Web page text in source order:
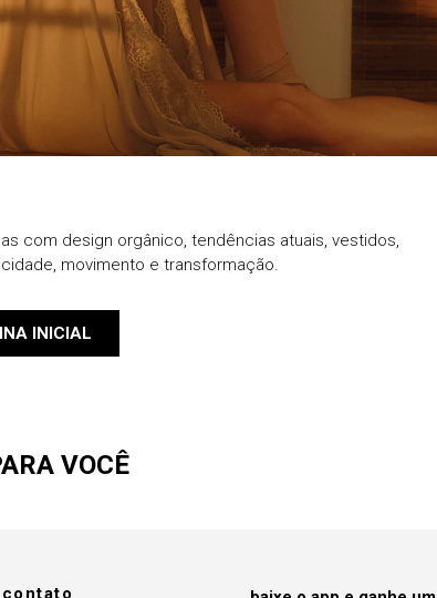
com design orgânico, tendências atuais, vestidos,
movimento e transformação.
INICIAL
VOCÊ